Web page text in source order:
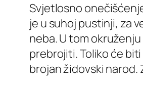
Svjetlosno
je u suhoj pustinji, za
neba. U tom
prebrojiti. Toliko će
brojan židovski narod.